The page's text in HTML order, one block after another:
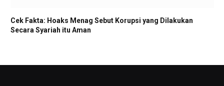
Cek Fakta: Hoaks Menag Sebut Korupsi yang Dilakukan
Secara Syariah itu Aman